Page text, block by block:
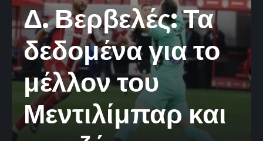
Δ. Βερβελές: Τα
δεδομένα για το
μέλλον του
Μεντιλίμπαρ και